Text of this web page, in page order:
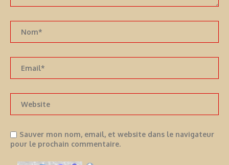
Sauver mon nom, email, et website dans le navigateur
pour le prochain commentaire.